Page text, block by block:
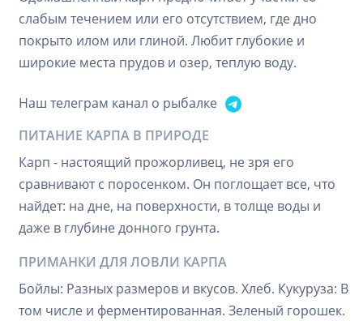
слабым течением или его отсутствием, где дно
покрыто илом или глиной. Любит глубокие и
широкие места прудов и озер, теплую воду.
Наш телеграм канал о рыбалке
ПИТАНИЕ КАРПА В ПРИРОДЕ
Карп - настоящий прожорливец, не зря его
сравнивают с поросенком. Он поглощает все, что
найдет: на дне, на поверхности, в толще воды и
даже в глубине донного грунта.
ПРИМАНКИ ДЛЯ ЛОВЛИ КАРПА
Бойлы: Разных размеров и вкусов. Хлеб. Кукуруза: В
том числе и ферментированная. Зеленый горошек.